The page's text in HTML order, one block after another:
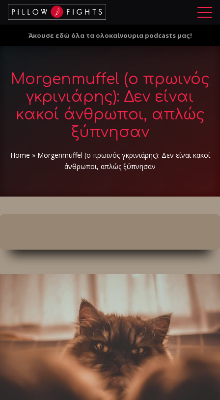
Μ
ο
Άκουσε εδώ όλα τα ολοκαίνουρια podcasts μας!
Morgenmuffel (ο πρωινός
γκρινιάρης): Δεν είναι
κακοί άνθρωποι, απλώς
ξύπνησαν
Home » Morgenmuffel (ο πρωινός γκρινιάρης): Δεν είναι κακοί
άνθρωποι, απλώς ξύπνησαν